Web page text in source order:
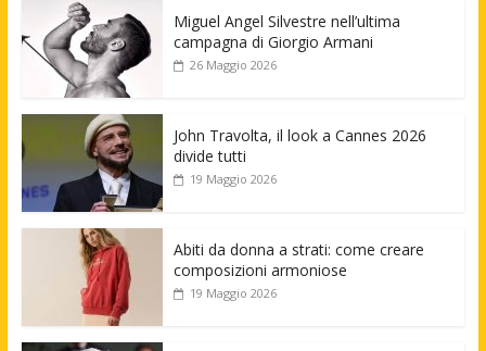
Miguel Angel Silvestre nell’ultima
campagna di Giorgio Armani
26 Maggio 2026
John Travolta, il look a Cannes 2026
divide tutti
19 Maggio 2026
Abiti da donna a strati: come creare
composizioni armoniose
19 Maggio 2026